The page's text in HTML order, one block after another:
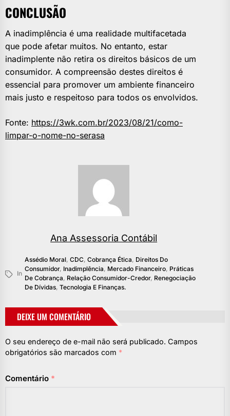
CONCLUSÃO
A inadimplência é uma realidade multifacetada
que pode afetar muitos. No entanto, estar
inadimplente não retira os direitos básicos de um
consumidor. A compreensão destes direitos é
essencial para promover um ambiente financeiro
mais justo e respeitoso para todos os envolvidos.
Fonte: https://3wk.com.br/2023/08/21/como-
limpar-o-nome-no-serasa
Ana Assessoria Contábil
In
Assédio Moral, CDC, Cobrança Ética, Direitos Do
Consumidor, Inadimplência, Mercado Financeiro, Práticas
De Cobrança, Relação Consumidor-Credor, Renegociação
De Dívidas, Tecnologia E Finanças.
DEIXE UM COMENTÁRIO
O seu endereço de e-mail não será publicado. Campos
obrigatórios são marcados com *
Comentário *